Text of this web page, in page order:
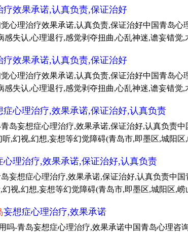
疗效果承诺,认真负责,保证治好
心理治疗效果承诺,认真负责,保证治好中国青岛心
感失认,心理退行,感觉剥夺扭曲,心乱神迷,谵妄错
疗效果承诺,认真负责,保证治好
心理治疗效果承诺,认真负责,保证治好中国青岛心
感失认,心理退行,感觉剥夺扭曲,心乱神迷,谵妄错
症心理治疗,效果承诺,保证治好,认真负责
岛妄想症心理治疗,效果承诺,保证治好,认真负责
,幻视,幻想,妄想等幻觉障碍(青岛市,即墨区,城阳
心理治疗,效果承诺,保证治好,认真负责
妄想症心理治疗,效果承诺,保证治好,认真负责中
视,幻想,妄想等幻觉障碍(青岛市,即墨区,城阳区,
妄想症心理治疗,效果承诺
吗-青岛妄想症心理治疗,效果承诺中国青岛心理咨